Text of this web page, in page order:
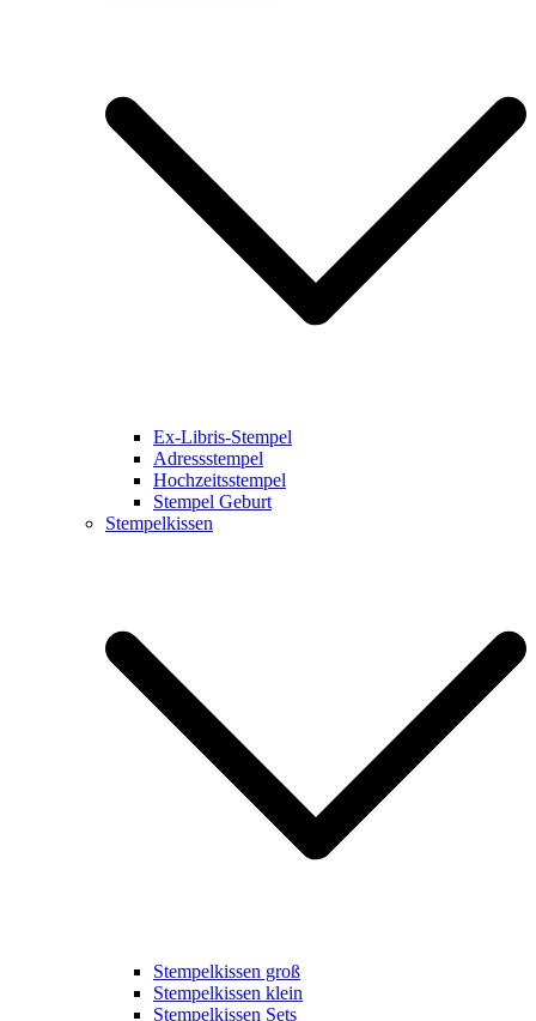
Ex-Libris-Stempel
Adressstempel
Hochzeitsstempel
Stempel Geburt
Stempelkissen
Stempelkissen groß
Stempelkissen klein
Stempelkissen Sets